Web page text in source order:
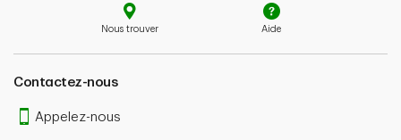
Nous trouver Aide
Contactez-nous
Appelez-nous